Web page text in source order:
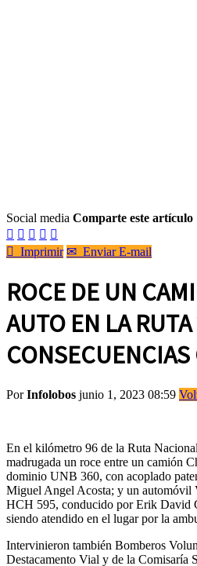
Social media Comparte este artículo
    
 Imprimir ✉ Enviar E-mail
ROCE DE UN
AUTO EN LA
CONSECUENCIAS
PorInfolobos junio 1, 2023 08:59
En el kilómetro 96 de la Ruta
madrugada un roce entre un camión
dominio UNB 360, con acoplado
Miguel Angel Acosta; y un automóvil
HCH 595, conducido por Erik David
siendo atendido en el lugar por la
Intervinieron también Bomberos
Destacamento Vial y de la Comisaría